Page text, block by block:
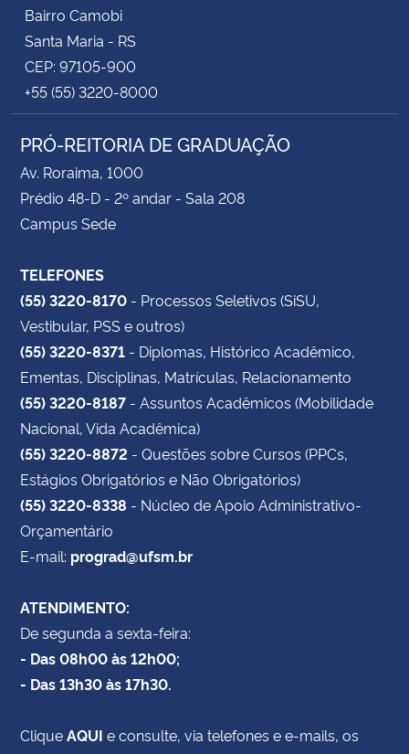
Bairro Camobi
Santa Maria - RS
CEP: 97105-900
+55 (55) 3220-8000
PRÓ-REITORIA DE GRADUAÇÃO
Av. Roraima, 1000
Prédio 48-D - 2º andar - Sala 208
Campus Sede
TELEFONES
(55) 3220-8170 - Processos Seletivos (SiSU,
Vestibular, PSS e outros)
(55) 3220-8371 - Diplomas, Histórico Acadêmico,
Ementas, Disciplinas, Matrículas, Relacionamento
(55) 3220-8187 - Assuntos Acadêmicos (Mobilidade
Nacional, Vida Acadêmica)
(55) 3220-8872 - Questões sobre Cursos (PPCs,
Estágios Obrigatórios e Não Obrigatórios)
(55) 3220-8338 - Núcleo de Apoio Administrativo-
Orçamentário
E-mail: prograd@ufsm.br
ATENDIMENTO:
De segunda a sexta-feira:
- Das 08h00 às 12h00;
- Das 13h30 às 17h30.
CliqueAQUI e consulte, via telefones e e-mails, os